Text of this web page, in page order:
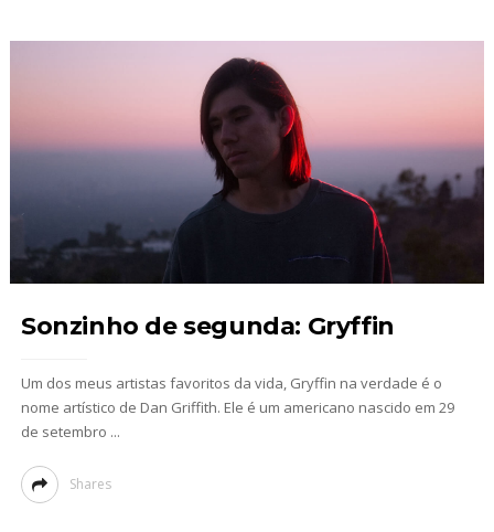
Sonzinho de segunda: Gryffin
Um dos meus artistas favoritos da vida, Gryffin na verdade é o
nome artístico de Dan Griffith. Ele é um americano nascido em 29
de setembro ...
Shares